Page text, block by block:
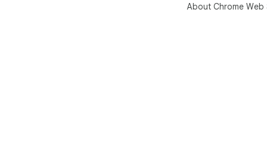
About Chrome Web